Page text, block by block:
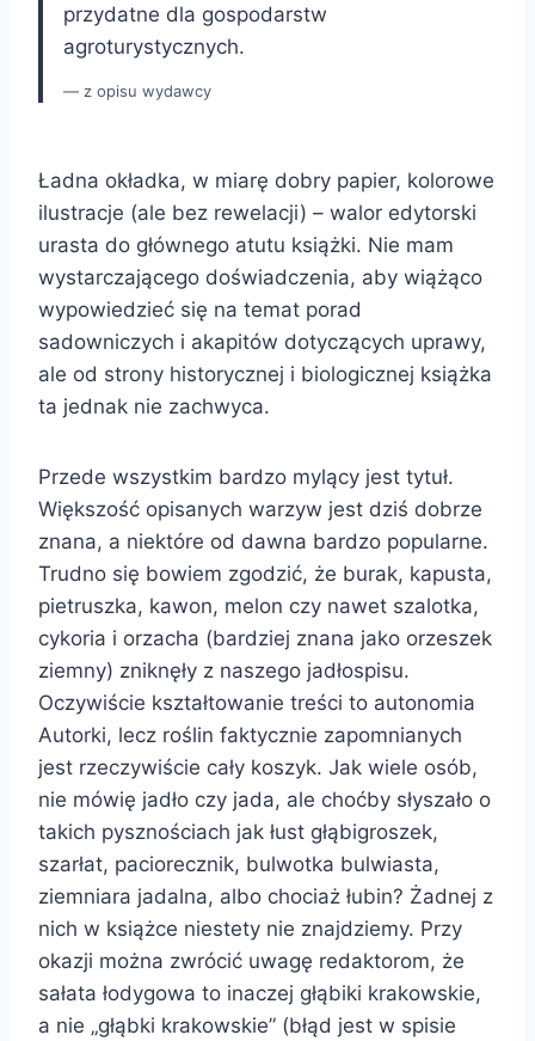
przydatne dla gospodarstw
agroturystycznych.
z opisu wydawcy
Ładna okładka, w miarę dobry papier, kolorowe
ilustracje (ale bez rewelacji) – walor edytorski
urasta do głównego atutu książki. Nie mam
wystarczającego doświadczenia, aby wiążąco
wypowiedzieć się na temat porad
sadowniczych i akapitów dotyczących uprawy,
ale od strony historycznej i biologicznej książka
ta jednak nie zachwyca.
Przede wszystkim bardzo mylący jest tytuł.
Większość opisanych warzyw jest dziś dobrze
znana, a niektóre od dawna bardzo popularne.
Trudno się bowiem zgodzić, że burak, kapusta,
pietruszka, kawon, melon czy nawet szalotka,
cykoria i orzacha (bardziej znana jako orzeszek
ziemny) zniknęły z naszego jadłospisu.
Oczywiście kształtowanie treści to autonomia
Autorki, lecz roślin faktycznie zapomnianych
jest rzeczywiście cały koszyk. Jak wiele osób,
nie mówię jadło czy jada, ale choćby słyszało o
takich pysznościach jak łust głąbigroszek,
szarłat, paciorecznik, bulwotka bulwiasta,
ziemniara jadalna, albo chociaż łubin? Żadnej z
nich w książce niestety nie znajdziemy. Przy
okazji można zwrócić uwagę redaktorom, że
sałata łodygowa to inaczej głąbiki krakowskie,
a nie „głąbki krakowskie” (błąd jest w spisie